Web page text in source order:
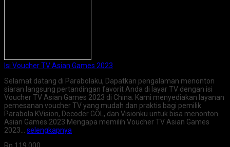
Isi Voucher TV Asian Games 2023
Selamat datang di Parabolaku, Dapatkan pengalaman menonton
siaran langsung pertandingan favorit Anda di layar TV dengan isi
Voucher TV Asian Games 2023 di China. Kami menyediakan layanan
pemesanan voucher TV yang mudah dan praktis bagi pemilik
Parabola KVision, Decoder GOL, dan Visionku untuk bisa menonton
Asian Games 2023 Mengapa memilih Voucher TV Asian Games
2023… selengkapnya